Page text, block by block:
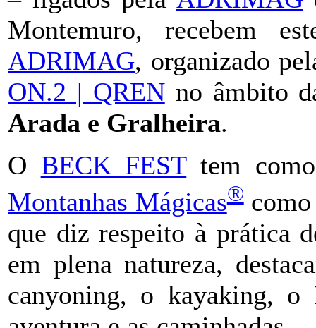
Montemuro, recebem
ADRIMAG, organizado
ON.2 | QRENno âmbito
Arada e Gralheira.
O BECK FESTtem
Montanhas Mágicas®como
que diz respeito à prática
em plena natureza,
canyoning, o kayaking, o